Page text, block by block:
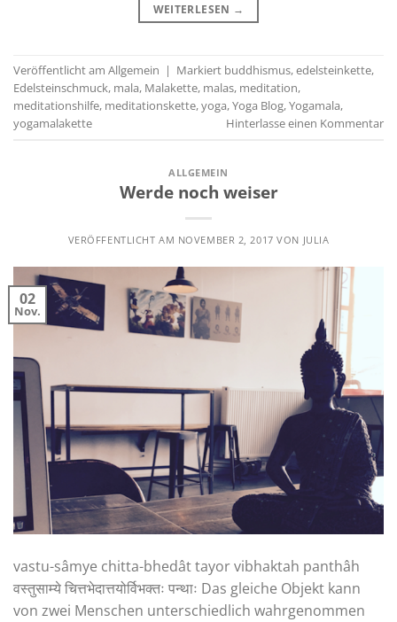
WEITERLESEN →
Veröffentlicht am Allgemein | Markiert buddhismus,edelsteinkette,
Edelsteinschmuck, mala, Malakette, malas, meditation,
meditationshilfe, meditationskette,yoga,Yoga Blog,Yogamala,
yogamalakette
Hinterlasse einen Kommentar
ALLGEMEIN
Werde noch weiser
VERÖFFENTLICHT AM NOVEMBER 2, 2017 VON JULIA
02
Nov.
vastu-sâmye chitta-bhedât tayor vibhaktah panthâh
वस्तुसाम्ये चित्तभेदात्तयोर्विभक्तः पन्थाः Das gleiche Objekt kann
von zwei Menschen unterschiedlich wahrgenommen